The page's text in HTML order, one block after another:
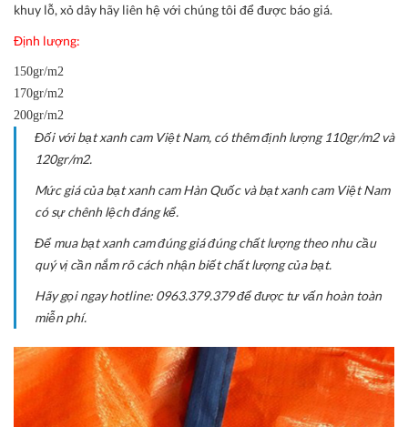
khuy lỗ, xỏ dây hãy liên hệ với chúng tôi để được báo giá.
Định lượng:
150gr/m2
170gr/m2
200gr/m2
Đối với bạt xanh cam Việt Nam, có thêm định lượng 110gr/m2 và
120gr/m2.
Mức giá của bạt xanh cam Hàn Quốc và bạt xanh cam Việt Nam
có sự chênh lệch đáng kể.
Để mua bạt xanh cam đúng giá đúng chất lượng theo nhu cầu
quý vị cần nắm rõ cách nhận biết chất lượng của bạt.
Hãy gọi ngay hotline: 0963.379.379 để được tư vấn hoàn toàn
miễn phí.